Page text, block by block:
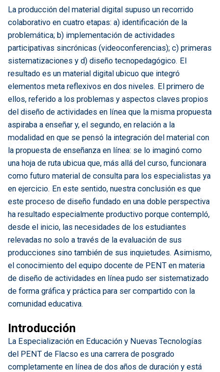
La producción del material digital supuso un recorrido
colaborativo en cuatro etapas: a) identificación de la
problemática; b) implementación de actividades
participativas sincrónicas (videoconferencias); c) primeras
sistematizaciones y d) diseño tecnopedagógico. El
resultado es un material digital ubicuo que integró
elementos meta reflexivos en dos niveles. El primero de
ellos, referido a los problemas y aspectos claves propios
del diseño de actividades en línea que la misma propuesta
aspiraba a enseñar y, el segundo, en relación a la
modalidad en que se pensó la integración del material con
la propuesta de enseñanza en línea: se lo imaginó como
una hoja de ruta ubicua que, más allá del curso, funcionara
como futuro material de consulta para los especialistas ya
en ejercicio. En este sentido, nuestra conclusión es que
este proceso de diseño fundado en una doble perspectiva
ha resultado especialmente productivo porque contempló,
desde el inicio, las necesidades de los estudiantes
relevadas no solo a través de la evaluación de sus
producciones sino también de sus inquietudes. Asimismo,
el conocimiento del equipo docente de PENT en materia
de diseño de actividades en línea pudo ser sistematizado
de forma gráfica y práctica para ser compartido con la
comunidad educativa.
Introducción
La Especialización en Educación y Nuevas Tecnologías
del PENT de Flacso es una carrera de posgrado
completamente en línea de dos años de duración y está